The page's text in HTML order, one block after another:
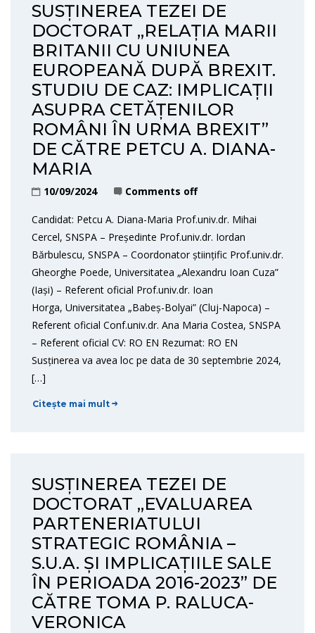
SUSȚINEREA TEZEI DE
DOCTORAT „RELAȚIA MARII
BRITANII CU UNIUNEA
EUROPEANĂ DUPĂ BREXIT.
STUDIU DE CAZ: IMPLICAȚII
ASUPRA CETĂȚENILOR
ROMÂNI ÎN URMA BREXIT”
DE CĂTRE PETCU A. DIANA-
MARIA
10/09/2024 Comments off
Candidat: Petcu A. Diana-Maria Prof.univ.dr. Mihai
Cercel, SNSPA – Președinte Prof.univ.dr. Iordan
Bărbulescu, SNSPA – Coordonator științific Prof.univ.dr.
Gheorghe Poede, Universitatea „Alexandru Ioan Cuza”
(Iași) – Referent oficial Prof.univ.dr. Ioan
Horga, Universitatea „Babeș-Bolyai” (Cluj-Napoca) –
Referent oficial Conf.univ.dr. Ana Maria Costea, SNSPA
– Referent oficial CV: RO EN Rezumat: RO EN
Susținerea va avea loc pe data de 30 septembrie 2024,
[…]
Citește mai mult
SUSȚINEREA TEZEI DE
DOCTORAT „EVALUAREA
PARTENERIATULUI
STRATEGIC ROMÂNIA –
S.U.A. ȘI IMPLICAȚIILE SALE
ÎN PERIOADA 2016-2023” DE
CĂTRE TOMA P. RALUCA-
VERONICA